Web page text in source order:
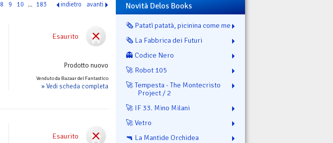
8 9 10 ... 183 indietro avanti
Esaurito
Prodotto nuovo
Venduto da Bazaar del Fantastico
» Vedi scheda completa
Esaurito
Novità Delos Books
🗞️ Patatì patatà, picinina come me
🗞️ La Fabbrica dei Futuri
👻 Codice Nero
🚀 Robot 105
🚀 Tempesta - The Montecristo
Project / 2
🚀 IF 33. Mino Milani
🚀 Vetro
🔫 La Mantide Orchidea